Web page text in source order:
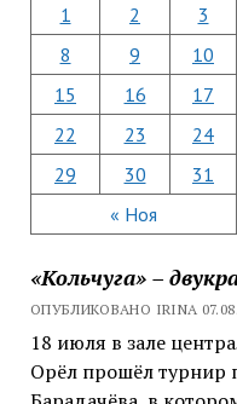
« Ноя
1 2 3
8
9 10
15
16 17
22
23 24
29
30 31
«Кольчуга» –
ОПУБЛИКОВАНО IRINA
18 июля в зале
Орёл прошёл турнир